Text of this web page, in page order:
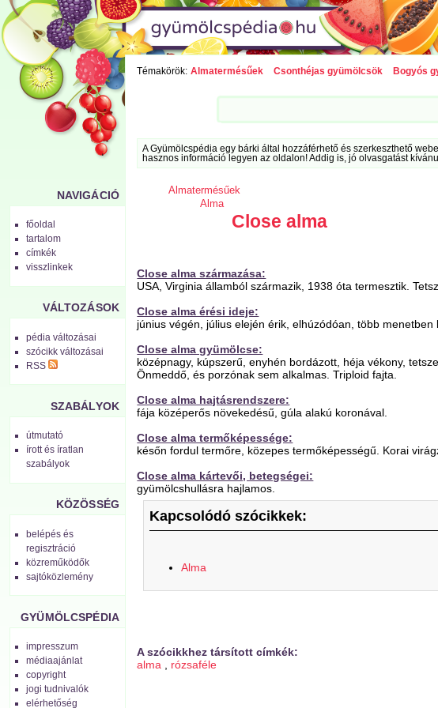
NAVIGÁCIÓ
főoldal
tartalom
címkék
visszlinkek
VÁLTOZÁSOK
pédia változásai
szócikk változásai
RSS
SZABÁLYOK
útmutató
írott és íratlan
szabályok
KÖZÖSSÉG
belépés és
regisztráció
közreműködők
sajtóközlemény
GYÜMÖLCSPÉDIA
impresszum
médiaajánlat
copyright
jogi tudnivalók
elérhetőség
Témakörök: Almatermésűek Csonthéjas gyümölcsök Bogyós
A Gyümölcspédia egy bárki által hozzáférhető és szerkeszthető
hasznos információ legyen az oldalon! Addig is, jó olvasgatást
Almatermésűek
Alma
Close alma
Close alma származása:
USA, Virginia államból származik, 1938 óta termesztik.
Close alma érési ideje:
június végén, július elején érik, elhúzódóan, több
Close alma gyümölcse:
középnagy, kúpszerű, enyhén bordázott, héja vékony,
Önmeddő, és porzónak sem alkalmas. Triploid fajta.
Close alma hajtásrendszere:
fája középerős növekedésű, gúla alakú koronával.
Close alma termőképessége:
későn fordul termőre, közepes termőképességű. Korai
Close alma kártevői, betegségei:
gyümölcshullásra hajlamos.
Kapcsolódó szócikkek:
Alma
A szócikkhez társított címkék:
alma , rózsaféle